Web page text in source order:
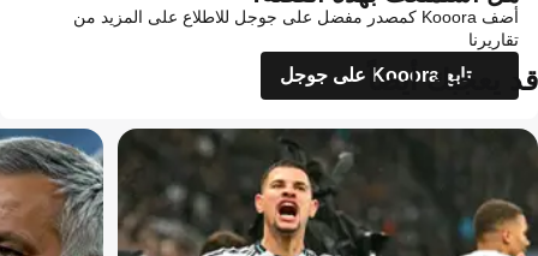
أضف Kooora كمصدر مفضل على جوجل للاطلاع على المزيد من
تقاريرنا
تابع Kooora على جوجل
قد يعجبك أيضاً